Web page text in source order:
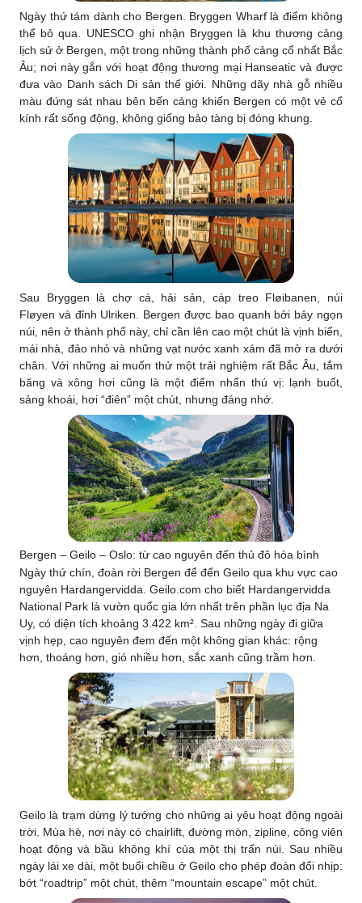
Ngày thứ tám dành cho Bergen. Bryggen Wharf là điểm không
thể bỏ qua. UNESCO ghi nhận Bryggen là khu thương cảng
lịch sử ở Bergen, một trong những thành phố cảng cổ nhất Bắc
Âu; nơi này gắn với hoạt động thương mại Hanseatic và được
đưa vào Danh sách Di sản thế giới. Những dãy nhà gỗ nhiều
màu đứng sát nhau bên bến cảng khiến Bergen có một vẻ cổ
kính rất sống động, không giống bảo tàng bị đóng khung.
Sau Bryggen là chợ cá, hải sản, cáp treo Fløibanen, núi
Fløyen và đỉnh Ulriken. Bergen được bao quanh bởi bảy ngọn
núi, nên ở thành phố này, chỉ cần lên cao một chút là vịnh biển,
mái nhà, đảo nhỏ và những vạt nước xanh xám đã mở ra dưới
chân. Với những ai muốn thử một trải nghiệm rất Bắc Âu, tắm
băng và xông hơi cũng là một điểm nhấn thú vị: lạnh buốt,
sảng khoái, hơi “điên” một chút, nhưng đáng nhớ.
Bergen – Geilo – Oslo: từ cao nguyên đến thủ đô hòa bình
Ngày thứ chín, đoàn rời Bergen để đến Geilo qua khu vực cao
nguyên Hardangervidda. Geilo.com cho biết Hardangervidda
National Park là vườn quốc gia lớn nhất trên phần lục địa Na
Uy, có diện tích khoảng 3.422 km². Sau những ngày đi giữa
vịnh hẹp, cao nguyên đem đến một không gian khác: rộng
hơn, thoáng hơn, gió nhiều hơn, sắc xanh cũng trầm hơn.
Geilo là trạm dừng lý tưởng cho những ai yêu hoạt động ngoài
trời. Mùa hè, nơi này có chairlift, đường mòn, zipline, công viên
hoạt động và bầu không khí của một thị trấn núi. Sau nhiều
ngày lái xe dài, một buổi chiều ở Geilo cho phép đoàn đổi nhịp:
bớt “roadtrip” một chút, thêm “mountain escape” một chút.